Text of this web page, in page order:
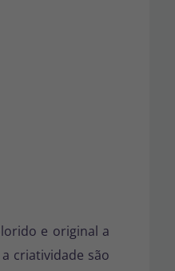
e original a
criatividade são